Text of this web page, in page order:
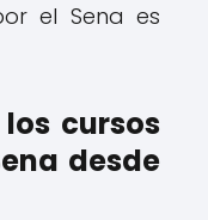
el Sena es
cursos
desde